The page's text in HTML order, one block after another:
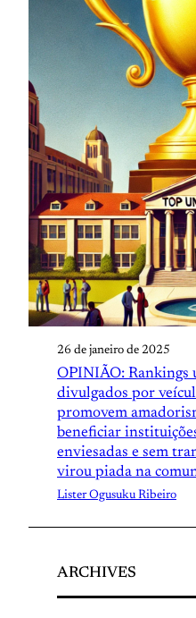
26 de janeiro de 2025
OPINIÃO: Rankings
divulgados por
promovem
beneficiar
enviesadas e sem
virou piada na
Lister Ogusuku Ribeiro
ARCHIVES